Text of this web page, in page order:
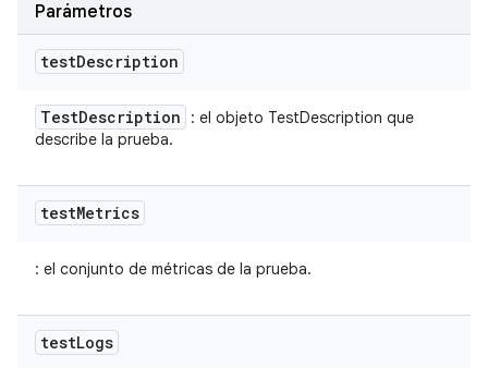
Parámetros
testDescription
TestDescription
: el objeto TestDescription que
describe la prueba.
testMetrics
: el conjunto de métricas de la prueba.
testLogs